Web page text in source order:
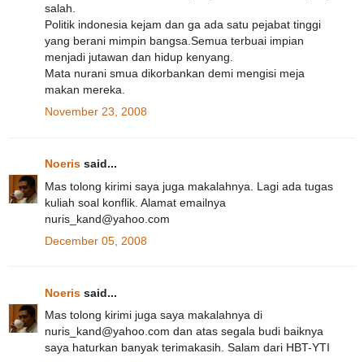
salah.
Politik indonesia kejam dan ga ada satu pejabat tinggi
yang berani mimpin bangsa.Semua terbuai impian
menjadi jutawan dan hidup kenyang.
Mata nurani smua dikorbankan demi mengisi meja
makan mereka.
November 23, 2008
Noeris said...
Mas tolong kirimi saya juga makalahnya. Lagi ada tugas
kuliah soal konflik. Alamat emailnya
nuris_kand@yahoo.com
December 05, 2008
Noeris said...
Mas tolong kirimi juga saya makalahnya di
nuris_kand@yahoo.com dan atas segala budi baiknya
saya haturkan banyak terimakasih. Salam dari HBT-YTI